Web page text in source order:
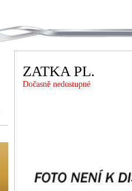
ZATKA PL.
Dočasně nedostupné